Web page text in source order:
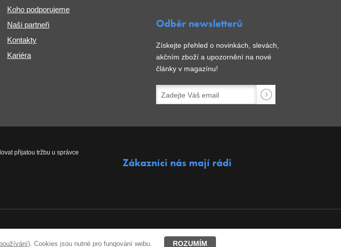
). Cookies jsou nutné pro fungování webu. ROZUMÍM
Koho podporujeme
Naši partneři
Kontakty
Kariéra
Odběr newsletterů
Získejte přehled o novinkách, slevách,
akčním zboží a upozornění na nové
články v magazínu!
přijatou tržbu u správce
Zákazníci nás mají rádi